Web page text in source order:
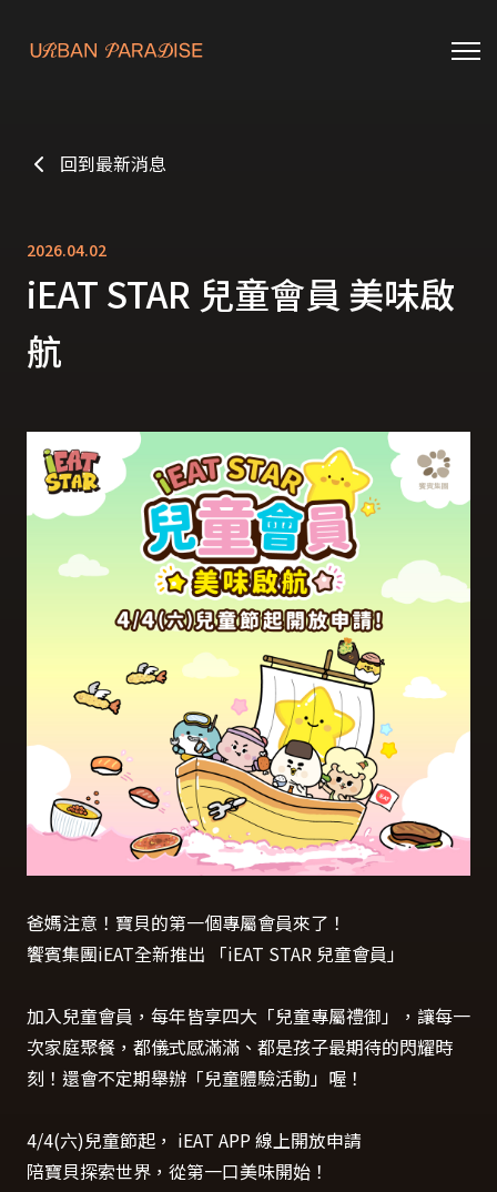
回到最新消息
2026.04.02
iEAT STAR 兒童會員 美味啟
航
爸媽注意！寶貝的第一個專屬會員來了！
饗賓集團iEAT全新推出 「iEAT STAR 兒童會員」
加入兒童會員，每年皆享四大「兒童專屬禮御」，讓每一
次家庭聚餐，都儀式感滿滿、都是孩子最期待的閃耀時
刻！還會不定期舉辦「兒童體驗活動」喔！
4/4(六)兒童節起， iEAT APP 線上開放申請
陪寶貝探索世界，從第一口美味開始！